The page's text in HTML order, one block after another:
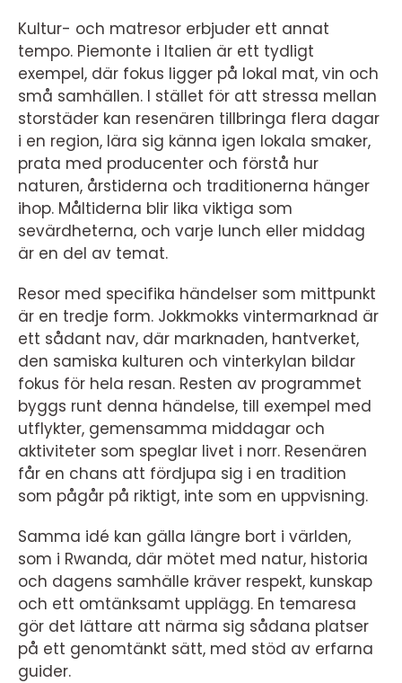
Kultur- och matresor erbjuder ett annat
tempo. Piemonte i Italien är ett tydligt
exempel, där fokus ligger på lokal mat, vin och
små samhällen. I stället för att stressa mellan
storstäder kan resenären tillbringa flera dagar
i en region, lära sig känna igen lokala smaker,
prata med producenter och förstå hur
naturen, årstiderna och traditionerna hänger
ihop. Måltiderna blir lika viktiga som
sevärdheterna, och varje lunch eller middag
är en del av temat.
Resor med specifika händelser som mittpunkt
är en tredje form. Jokkmokks vintermarknad är
ett sådant nav, där marknaden, hantverket,
den samiska kulturen och vinterkylan bildar
fokus för hela resan. Resten av programmet
byggs runt denna händelse, till exempel med
utflykter, gemensamma middagar och
aktiviteter som speglar livet i norr. Resenären
får en chans att fördjupa sig i en tradition
som pågår på riktigt, inte som en uppvisning.
Samma idé kan gälla längre bort i världen,
som i Rwanda, där mötet med natur, historia
och dagens samhälle kräver respekt, kunskap
och ett omtänksamt upplägg. En temaresa
gör det lättare att närma sig sådana platser
på ett genomtänkt sätt, med stöd av erfarna
guider.